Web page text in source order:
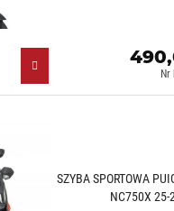
(H) (F) Nr
SZYBA SPORTOWA
NC750X 25-